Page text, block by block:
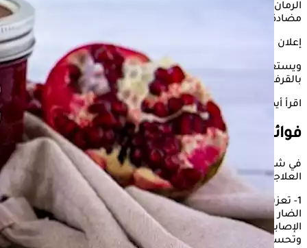
الرمان الغني بمضادات الأكسدة والقرفة التي تمتلك خصائص
مضادة للالتهابات وتنظيم السكر.
إعلان
ويستعرض "الكونسلتو" في السطور التالية، فوائد عصير الرمان
بالقرفة.
اقرأ أيضًا: الرمان يعالج جرثومة المعدة - حقيقة أم خرافة؟
فوائد الرمان بالقرفة
في شأن هذا الصدد، قالت الدكتورة هالة عسكر، استشاري التغذية
العلاجية، إن فوائد عصير الرمان بالقرفةتتمثل في التالي ذكره:
1- تعزيز صحة القلب، لأن الرمان يساعد في تقليل الكوليسترول
الضار (LDL) وزيادة الكوليسترول الجيد (HDL)، مما يقلل من خطر
الإصابة بأمراض القلب، والقرفة تساهم في خفض ضغط الدم
وتحسين تدفق الدم.